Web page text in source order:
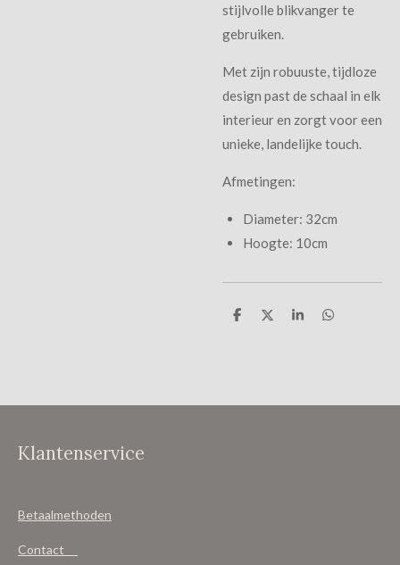
stijlvolle blikvanger te
gebruiken.
Met zijn robuuste, tijdloze
design past de schaal in elk
interieur en zorgt voor een
unieke, landelijke touch.
Afmetingen:
Diameter: 32cm
Hoogte: 10cm
D
D
S
D
Klantenservice
Betaalmethoden
Contact